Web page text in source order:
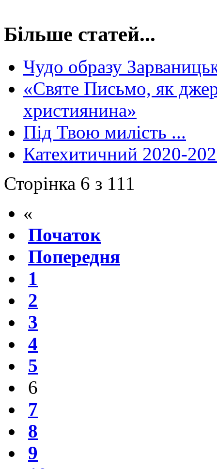
Більше статей...
Чудо образу
«Святе Письмо, як
християнина»
Під Твою милість ...
Катехитичний 2020-
Сторінка 6 з 111
«
Початок
Попередня
1
2
3
4
5
6
7
8
9